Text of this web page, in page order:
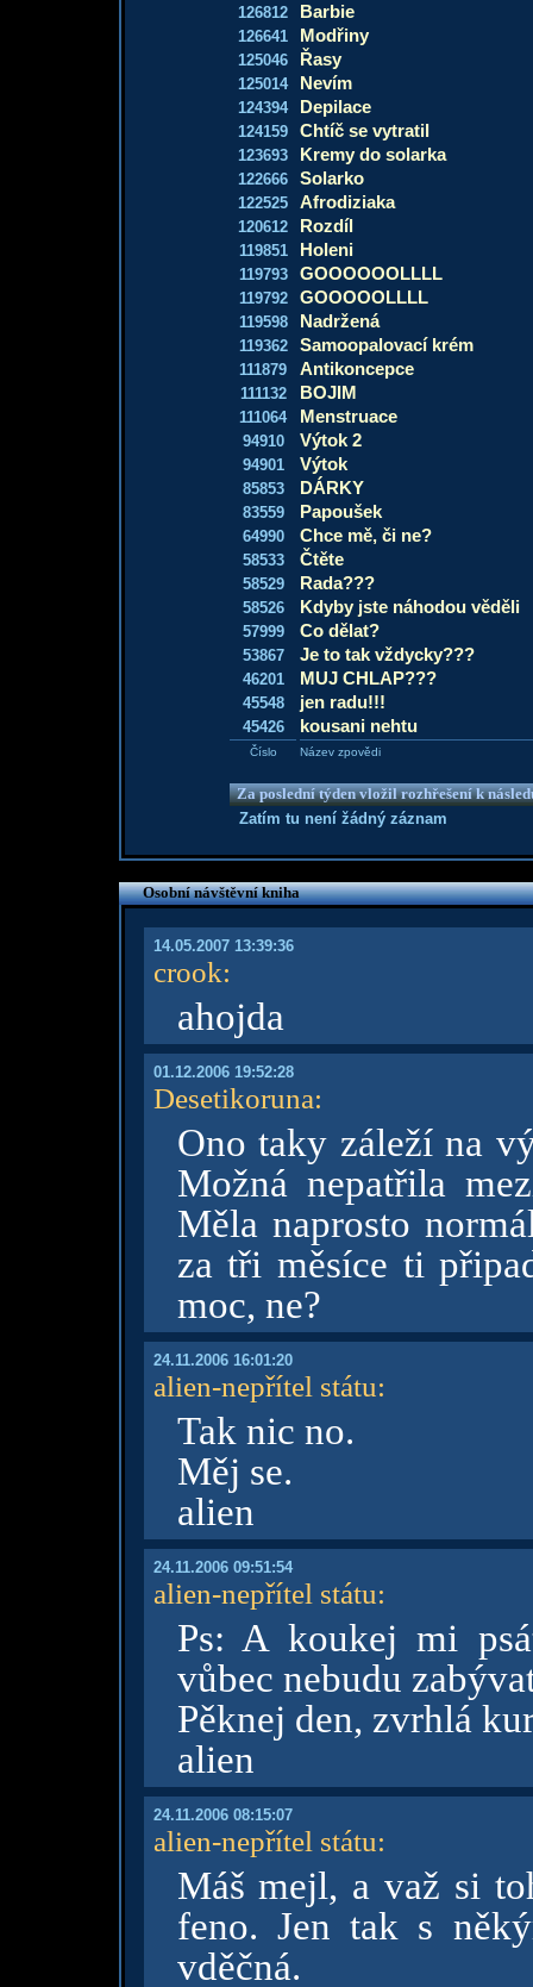
126812 Barbie
126641 Modřiny
125046 Řasy
125014 Nevím
124394 Depilace
124159 Chtíč se vytratil
123693 Kremy do solarka
122666 Solarko
122525 Afrodiziaka
120612 Rozdíl
119851 Holeni
119793 GOOOOOOLLLL
119792 GOOOOOLLLL
119598 Nadržená
119362 Samoopalovací krém
111879 Antikoncepce
111132 BOJIM
111064 Menstruace
94910 Výtok 2
94901 Výtok
85853 DÁRKY
83559 Papoušek
64990 Chce mě, či ne?
58533 Čtěte
58529 Rada???
58526 Kdyby jste náhodou věděli
57999 Co dělat?
53867 Je to tak vždycky???
46201 MUJ CHLAP???
45548 jen radu!!!
45426 kousani nehtu
Číslo Název zpovědi
Za poslední týden vložil rozhřešení k
Zatím tu není žádný záznam
Osobní návštěvní kniha
14.05.2007 13:39:36
crook:
ahojda
01.12.2006 19:52:28
Desetikoruna:
Ono taky záleží na
Možná nepatřila
Měla naprosto
za tři měsíce ti
moc, ne?
24.11.2006 16:01:20
alien-nepřítel státu:
Tak nic no.
Měj se.
alien
24.11.2006 09:51:54
alien-nepřítel státu:
Ps: A koukej mi
vůbec nebudu
Pěknej den, zvrhlá
alien
24.11.2006 08:15:07
alien-nepřítel státu:
Máš mejl, a važ si
feno. Jen tak s
vděčná.